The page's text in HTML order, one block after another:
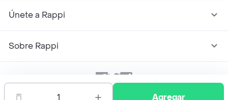
1 Agregar
Únete a Rappi
Sobre Rappi
Facebook
TwitterInstagram